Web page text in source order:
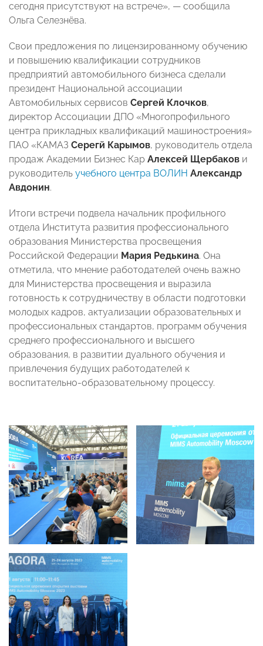
сегодня присутствуют на встрече», — сообщила
Ольга Селезнёва.
Свои предложения по лицензированному обучению
и повышению квалификации сотрудников
предприятий автомобильного бизнеса сделали
президент Национальной ассоциации
Автомобильных сервисов Сергей Клочков,
директор Ассоциации ДПО «Многопрофильного
центра прикладных квалификаций машиностроения»
ПАО «КАМАЗ Серегй Карымов, руководитель отдела
продаж Академии Бизнес Кар Алексей Щербаков и
руководитель учебного центра ВОЛИН Александр
Авдонин.
Итоги встречи подвела начальник профильного
отдела Института развития профессионального
образования Министерства просвещения
Российской Федерации Мария Редькина. Она
отметила, что мнение работодателей очень важно
для Министерства просвещения и выразила
готовность к сотрудничеству в области подготовки
молодых кадров, актуализации образовательных и
профессиональных стандартов, программ обучения
среднего профессионального и высшего
образования, в развитии дуального обучения и
привлечения будущих работодателей к
воспитательно-образовательному процессу.